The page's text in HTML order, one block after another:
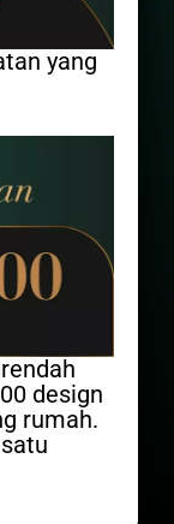
yang
design
rumah.